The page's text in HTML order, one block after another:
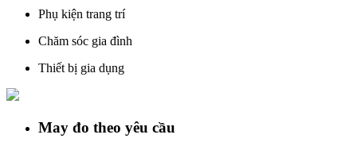
Phụ kiện trang trí
Chăm sóc gia đình
Thiết bị gia dụng
May đo theo yêu cầu